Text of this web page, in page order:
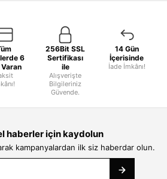
6
256Bit SSL
Sertifikası
ile
Alışverişte
Bilgileriniz
Güvende.
14 Gün
İçerisinde
İade İmkânı!
haberler için kaydolun
kampanyalardan ilk siz haberdar olun.